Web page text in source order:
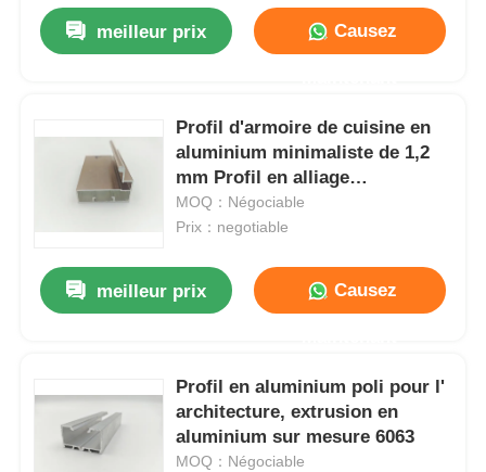
meilleur prix Causez
Profil d'armoire de cuisine en
aluminium minimaliste de 1,2
mm Profil en alliage
d'aluminium de la série 6000
MOQ：Négociable
Prix：negotiable
meilleur prix Causez
Profil en aluminium poli pour l'
architecture, extrusion en
aluminium sur mesure 6063
MOQ：Négociable